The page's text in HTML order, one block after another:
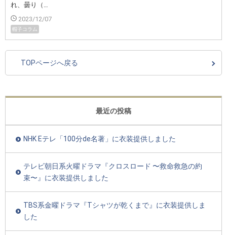
れ、曇り（…
2023/12/07
帽子コラム
TOPページへ戻る
最近の投稿
NHK Eテレ「100分de名著」に衣装提供しました
テレビ朝日系火曜ドラマ『クロスロード 〜救命救急の約
束〜』に衣装提供しました
TBS系金曜ドラマ『Tシャツが乾くまで』に衣装提供しま
した